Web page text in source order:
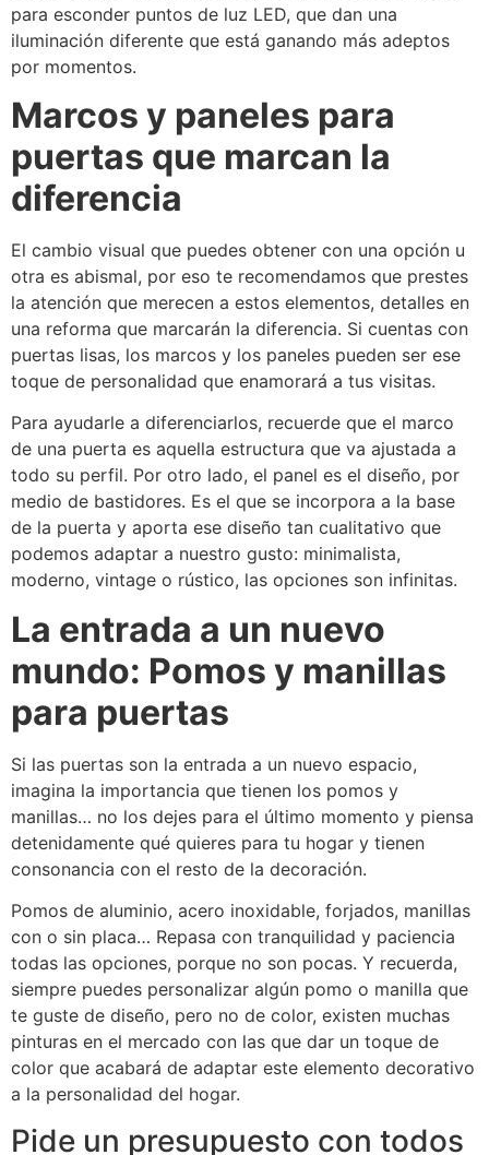
para esconder puntos de luz LED, que dan una
iluminación diferente que está ganando más adeptos
por momentos.
Marcos y paneles para
puertas que marcan la
diferencia
El cambio visual que puedes obtener con una opción u
otra es abismal, por eso te recomendamos que prestes
la atención que merecen a estos elementos, detalles en
una reforma que marcarán la diferencia. Si cuentas con
puertas lisas, los marcos y los paneles pueden ser ese
toque de personalidad que enamorará a tus visitas.
Para ayudarle a diferenciarlos, recuerde que el marco
de una puerta es aquella estructura que va ajustada a
todo su perfil. Por otro lado, el panel es el diseño, por
medio de bastidores. Es el que se incorpora a la base
de la puerta y aporta ese diseño tan cualitativo que
podemos adaptar a nuestro gusto: minimalista,
moderno, vintage o rústico, las opciones son infinitas.
La entrada a un nuevo
mundo: Pomos y manillas
para puertas
Si las puertas son la entrada a un nuevo espacio,
imagina la importancia que tienen los pomos y
manillas… no los dejes para el último momento y piensa
detenidamente qué quieres para tu hogar y tienen
consonancia con el resto de la decoración.
Pomos de aluminio, acero inoxidable, forjados, manillas
con o sin placa… Repasa con tranquilidad y paciencia
todas las opciones, porque no son pocas. Y recuerda,
siempre puedes personalizar algún pomo o manilla que
te guste de diseño, pero no de color, existen muchas
pinturas en el mercado con las que dar un toque de
color que acabará de adaptar este elemento decorativo
a la personalidad del hogar.
Pide un presupuesto con todos